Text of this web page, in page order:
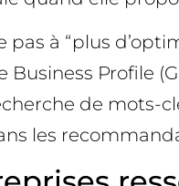
à “plus
Business Profile
de mots-
les